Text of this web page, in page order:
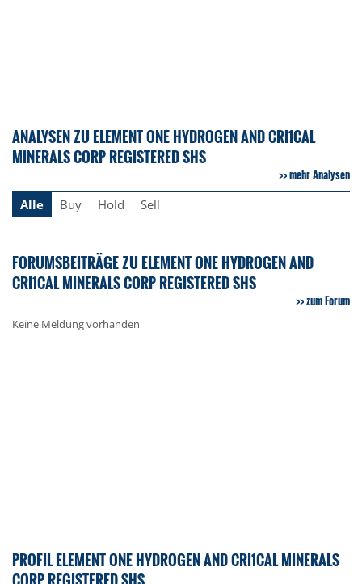
ANALYSEN ZU ELEMENT ONE HYDROGEN AND CRI1CAL
MINERALS CORP REGISTERED SHS
mehr Analysen
Alle
Buy Hold Sell
FORUMSBEITRÄGE ZU ELEMENT ONE HYDROGEN AND
CRI1CAL MINERALS CORP REGISTERED SHS
zum Forum
Keine Meldung vorhanden
PROFIL ELEMENT ONE HYDROGEN AND CRI1CAL MINERALS
CORP REGISTERED SHS